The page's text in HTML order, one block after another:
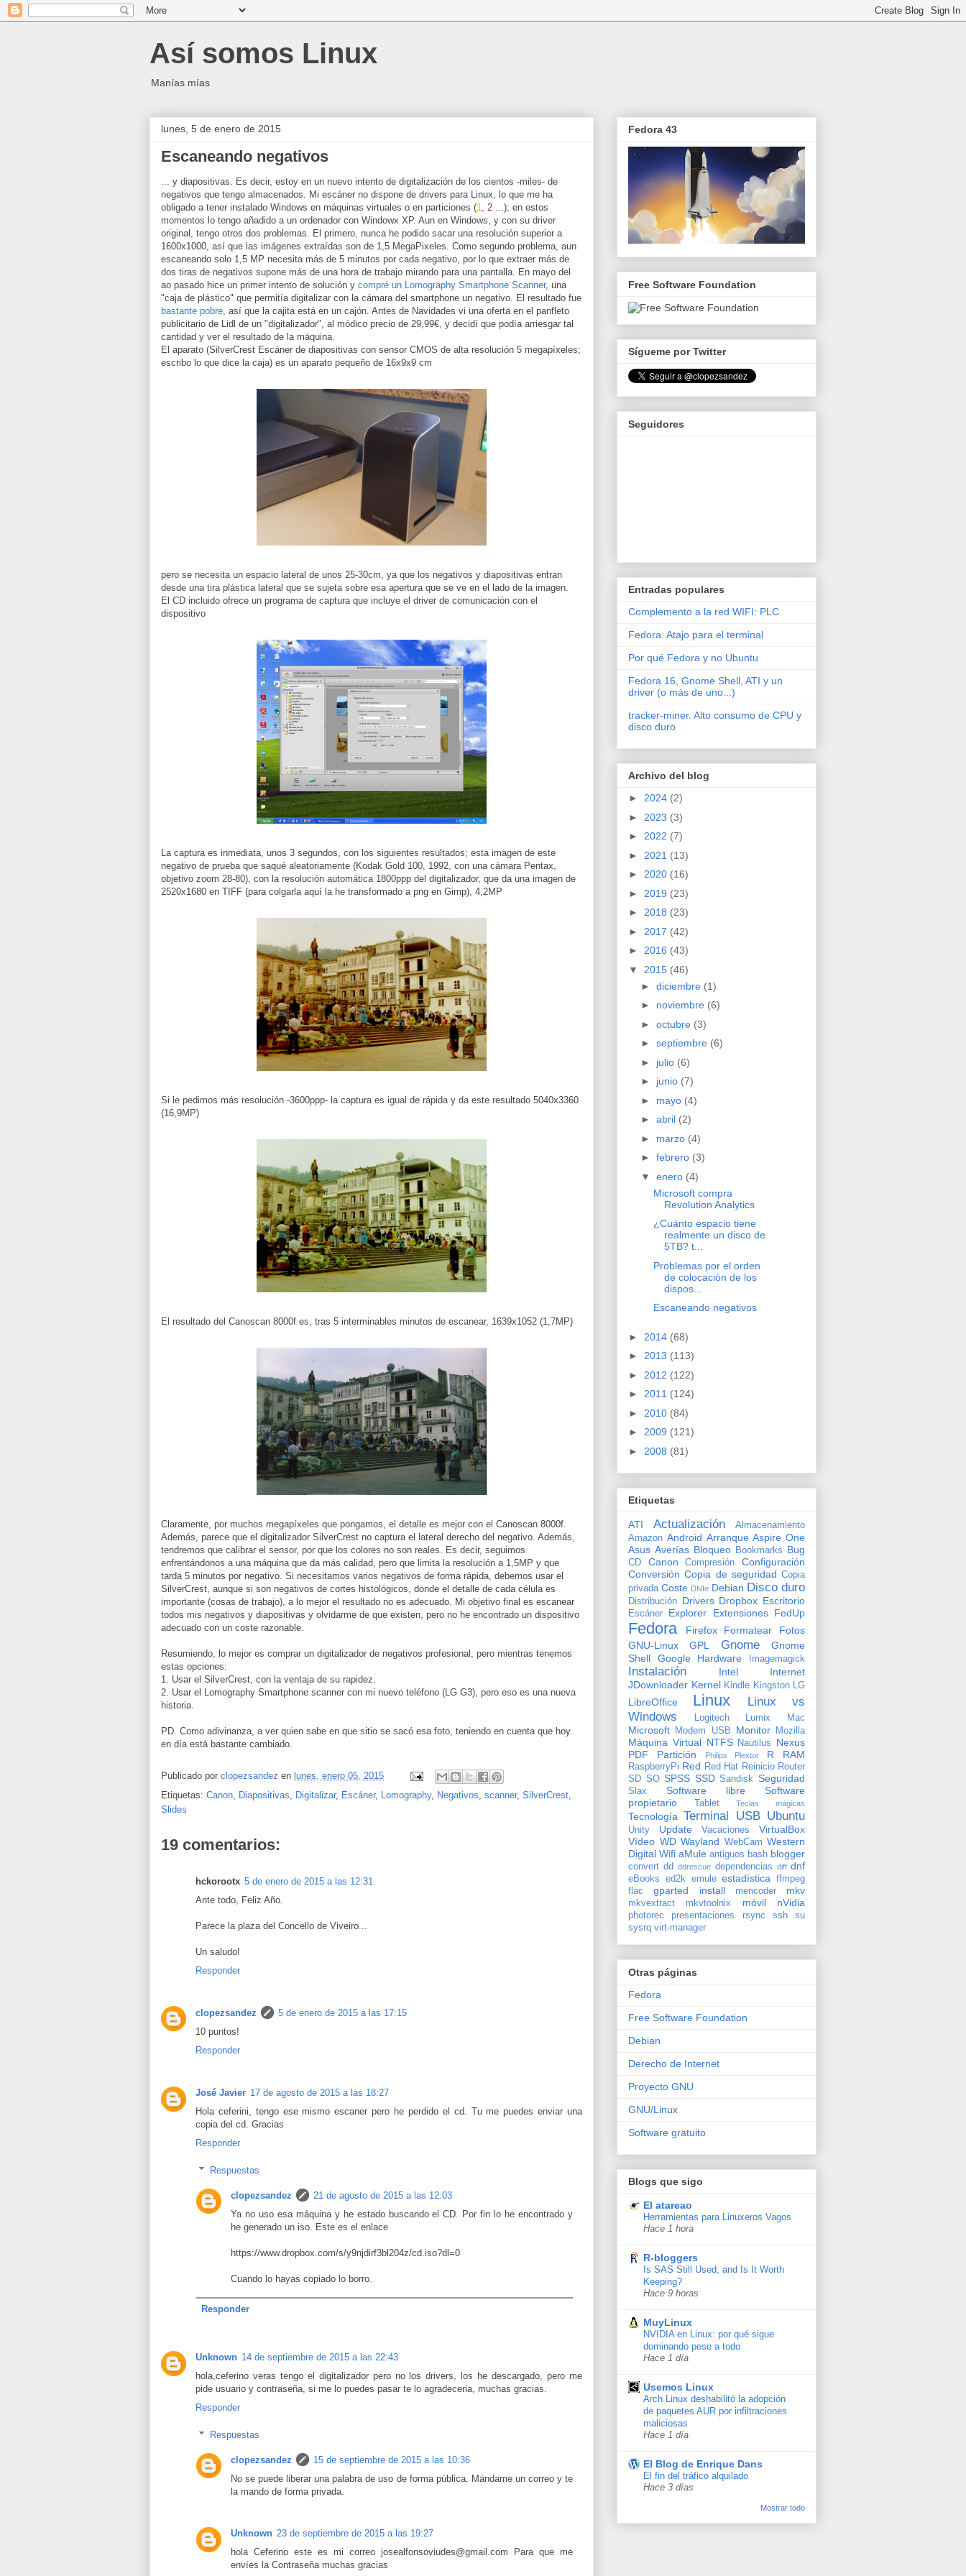
Así somos Linux
Manías mías
lunes, 5 de enero de 2015
Escaneando negativos
... y diapositivas. Es decir, estoy en un nuevo intento de digitalización de los cientos -miles- de
negativos que tengo almacenados. Mi escáner no dispone de drivers para Linux, lo que me ha
obligado a tener instalado Windows en máquinas virtuales o en particiones (1, 2 ...); en estos
momentos lo tengo añadido a un ordenador con Windowx XP. Aun en Windows, y con su driver
original, tengo otros dos problemas. El primero, nunca he podido sacar una resolución superior a
1600x1000, así que las imágenes extraídas son de 1,5 MegaPixeles. Como segundo problema, aun
escaneando solo 1,5 MP necesita más de 5 minutos por cada negativo, por lo que extraer más de
dos tiras de negativos supone más de una hora de trabajo mirando para una pantalla. En mayo del
ao pasado hice un primer intento de solución y compré un Lomography Smartphone Scanner, una
"caja de plástico" que permitía digitalizar con la cámara del smartphone un negativo. El resultado fue
bastante pobre, así que la cajita está en un cajón. Antes de Navidades vi una oferta en el panfleto
publicitario de Lidl de un "digitalizador", al módico precio de 29,99€, y decidí que podía arriesgar tal
cantidad y ver el resultado de la máquina.
El aparato (SilverCrest Escáner de diapositivas con sensor CMOS de alta resolución 5 megapíxeles;
escribo lo que dice la caja) es un aparato pequeño de 16x9x9 cm
pero se necesita un espacio lateral de unos 25-30cm, ya que los negativos y diapositivas entran
desde una tira plástica lateral que se sujeta sobre esa apertura que se ve en el lado de la imagen.
El CD incluido ofrece un programa de captura que incluye el driver de comunicación con el
dispositivo
La captura es inmediata, unos 3 segundos, con los siguientes resultados; esta imagen de este
negativo de prueba que saqué aleatoriamente (Kodak Gold 100, 1992, con una cámara Pentax,
objetivo zoom 28-80), con la resolución automática 1800ppp del digitalizador, que da una imagen de
2520x1680 en TIFF (para colgarla aquí la he transformado a png en Gimp), 4,2MP
Si le pedimos más resolución -3600ppp- la captura es igual de rápida y da este resultado 5040x3360
(16,9MP)
El resultado del Canoscan 8000f es, tras 5 interminables minutos de escanear, 1639x1052 (1,7MP)
Claramente, por muchos megapíxeles que pongamos, el detalle es mejor con el Canoscan 8000f.
Además, parece que el digitalizador SilverCrest no captura el lateral derecho del negativo. Además,
tendremos que calibrar el sensor, por que los colores no son reales. Es decir, seguimos
enfrentándonos a una máquina que da más calidad, pero que limita la resolución a 1,5MP y que
tarda 5 minutos por negativo. Si necesitamos varios negativos de forma rápida, debemos usar el
SilverCrest, aunque si son negativos de cortes histológicos, donde el detalle de cada célula es
importante (cosas de trabajo), a lo mejor el resultado no es adecuado. Mi objetivo final es escanear
todos mis negativos y diapositivas y olvidarme de que existen, pero no he encontrado un dispositivo
adecuado con un coste razonable.
Resumiendo, lo mejor es comprar un digitalizador de negativos profesional, pero mientras tenemos
estas opciones:
1. Usar el SilverCrest, con la ventaja de su rapidez.
2. Usar el Lomography Smartphone scanner con mi nuevo teléfono (LG G3), pero eso es una nueva
historia.
PD. Como adivinanza, a ver quien sabe en que sitio se sacó esa foto, teniendo en cuenta que hoy
en día está bastante cambiado.
Publicado por clopezsandez en lunes, enero 05, 2015
Etiquetas: Canon, Diapositivas, Digitalizar, Escáner, Lomography, Negativos, scanner, SilverCrest,
Slides
19 comentarios:
hckorootx 5 de enero de 2015 a las 12:31
Ante todo, Feliz Año.
Parece la plaza del Concello de Viveiro...
Un saludo!
Responder
clopezsandez
5 de enero de 2015 a las 17:15
10 puntos!
Responder
José Javier 17 de agosto de 2015 a las 18:27
Hola ceferini, tengo ese mismo escaner pero he perdido el cd. Tu me puedes enviar una
copia del cd. Gracias
Responder
Respuestas
clopezsandez
21 de agosto de 2015 a las 12:03
Ya no uso esa máquina y he estado buscando el CD. Por fin lo he encontrado y
he generado un iso. Este es el enlace
https://www.dropbox.com/s/y9njdirf3bl204z/cd.iso?dl=0
Cuando lo hayas copiado lo borro.
Responder
Unknown 14 de septiembre de 2015 a las 22:43
hola,ceferino veras tengo el digitalizador pero no los drivers, los he descargado, pero me
pide usuario y contraseña, si me lo puedes pasar te lo agradeceria, muchas gracias.
Responder
Respuestas
clopezsandez
15 de septiembre de 2015 a las 10:36
No se puede liberar una palabra de uso de forma pública. Mándame un correo y te
la mando de forma privada.
Unknown 23 de septiembre de 2015 a las 19:27
hola Ceferino este es mi correo josealfonsoviudes@gmail.com Para que me
envíes la Contraseña muchas gracias
Fedora 43
Free Software Foundation
Sígueme por Twitter
Seguidores
Entradas populares
Complemento a la red WIFI: PLC
Fedora. Atajo para el terminal
Por qué Fedora y no Ubuntu
Fedora 16, Gnome Shell, ATI y un
driver (o más de uno...)
tracker-miner. Alto consumo de CPU y
disco duro
Archivo del blog
► 2024 (2)
► 2023 (3)
► 2022 (7)
► 2021 (13)
► 2020 (16)
► 2019 (23)
► 2018 (23)
► 2017 (42)
► 2016 (43)
▼ 2015 (46)
► diciembre (1)
► noviembre (6)
► octubre (3)
► septiembre (6)
► julio (6)
► junio (7)
► mayo (4)
► abril (2)
► marzo (4)
► febrero (3)
▼ enero (4)
Microsoft compra
Revolution Analytics
¿Cuánto espacio tiene
realmente un disco de
5TB? t...
Problemas por el orden
de colocación de los
dispos...
Escaneando negativos
► 2014 (68)
► 2013 (113)
► 2012 (122)
► 2011 (124)
► 2010 (84)
► 2009 (121)
► 2008 (81)
Etiquetas
ATI Actualización
Almacenamiento
Amazon Android Arranque Aspire One
Asus Averías Bloqueo Bookmarks Bug
CD Canon Compresión
Configuración
Conversión Copia de seguridad Copia
privada Coste DNIe Debian Disco duro
Distribución Drivers Dropbox Escritorio
Escáner Explorer Extensiones FedUp
Fedora Firefox Formatear
Fotos
GNU-Linux
GPL Gnome
Gnome
Shell
Google Hardware Imagemagick
Instalación Intel
Internet
JDownloader Kernel Kindle Kingston LG
LibreOffice Linux
Linux vs
Windows
Logitech Lumix Mac
Microsoft Modem USB Monitor Mozilla
Máquina Virtual NTFS Nautilus
Nexus
PDF
Partición Philips Plextor R RAM
RaspberryPi Red Red Hat Reinicio Router
SD SO SPSS SSD Sandisk Seguridad
Slax Software libre
Software
propietario
Tablet Teclas mágicas
Tecnología Terminal USB Ubuntu
Unity Update Vacaciones
VirtualBox
Vídeo WD Wayland WebCam Western
Digital Wifi aMule antiguos bash blogger
convert dd ddrescue dependencias diff dnf
eBooks ed2k emule estadística ffmpeg
flac
gparted install mencoder mkv
mkvextract mkvtoolnix móvil nVidia
photorec presentaciones rsync ssh
su
sysrq virt-manager
Otras páginas
Fedora
Free Software Foundation
Debian
Derecho de Internet
Proyecto GNU
GNU/Linux
Software gratuito
Blogs que sigo
El atareao
Herramientas para Linuxeros Vagos
Hace 1 hora
R-bloggers
Is SAS Still Used, and Is It Worth
Keeping?
Hace 9 horas
MuyLinux
NVIDIA en Linux: por qué sigue
dominando pese a todo
Hace 1 día
Usemos Linux
Arch Linux deshabilitó la adopción
de paquetes AUR por infiltraciones
maliciosas
Hace 1 día
El Blog de Enrique Dans
El fin del tráfico alquilado
Hace 3 días
Mostrar todo